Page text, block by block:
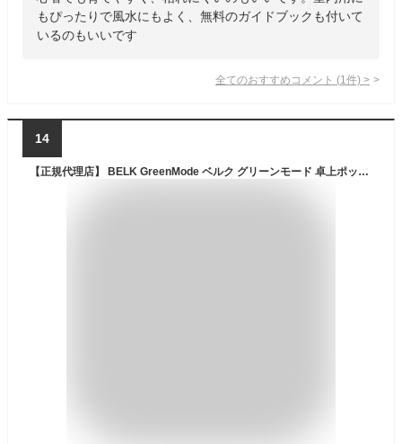
もぴったりで風水にもよく、無料のガイドブックも付いて
いるのもいいです
全てのおすすめコメント (1 件) >
14
【正規代理店】 BELK GreenMode ベルク グリーンモード 卓上ポット フェイクグリーン GR4488 木目 卓上パーテーション 400×200×250 人工観葉植物 人工植物 人工樹木 単体 連結 スクエア 卓上間仕切り オフィス クリニック 店舗 什器 受付 デスク インテリア 屋内用 国産